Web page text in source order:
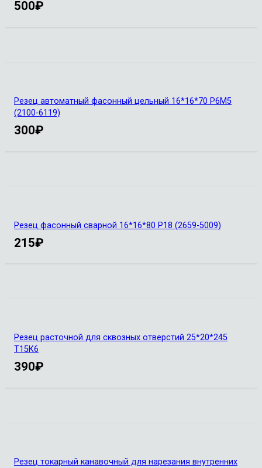
500₽
Резец автоматный фасонный цельный 16*16*70 Р6М5
(2100-6119)
300₽
Резец фасонный сварной 16*16*80 Р18 (2659-5009)
215₽
Резец расточной для сквозных отверстий 25*20*245
Т15К6
390₽
Резец токарный канавочный для нарезания внутренних